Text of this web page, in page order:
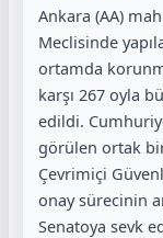
Ankara (AA)
Meclisinde
ortamda
karşı 267 oyla
edildi.
görülen ortak bir
Çevrimiçi
onay sürecinin
Senatoya sevk